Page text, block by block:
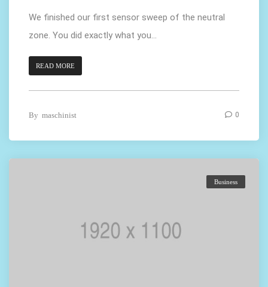
We finished our first sensor sweep of the neutral
zone. You did exactly what you...
READ MORE
By maschinist 0
Business